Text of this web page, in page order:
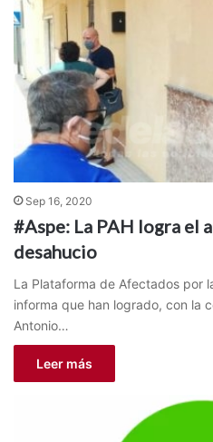
Sep 16, 2020
#Aspe: La PAH logra el
desahucio
La Plataforma de Afectados por
informa que han logrado, con la
Antonio…
Leer más